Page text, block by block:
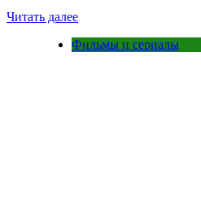
Читать далее
Фильмы и сериалы